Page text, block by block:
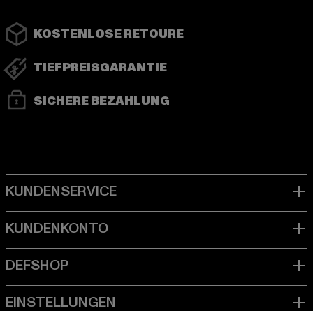
KOSTENLOSE RETOURE
TIEFPREISGARANTIE
SICHERE BEZAHLUNG